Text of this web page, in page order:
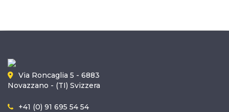
Via Roncaglia 5 - 6883
Novazzano - (TI) Svizzera
+41 (0) 91 695 54 54